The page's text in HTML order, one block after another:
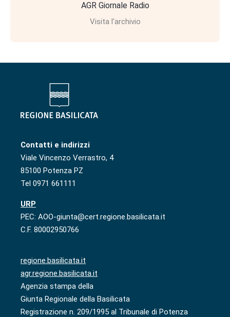
AGR Giornale Radio
Visita l'archivio
Contatti e indirizzi
Viale Vincenzo Verrastro, 4
85100 Potenza PZ
Tel 0971 661111
URP
PEC: AOO-giunta@cert.regione.basilicata.it
C.F. 80002950766
regione.basilicata.it
agr.regione.basilicata.it
Agenzia stampa della
Giunta Regionale della Basilicata
Registrazione n. 209/1995 al Tribunale di Potenza